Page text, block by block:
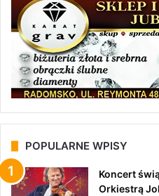
POPULARNE WPISY
Koncert
Orkiestrą